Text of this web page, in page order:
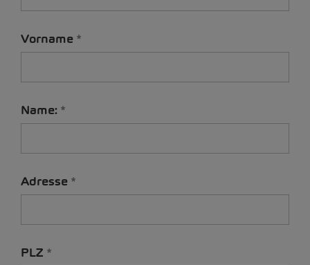
Vorname
Name:
Adresse
PLZ